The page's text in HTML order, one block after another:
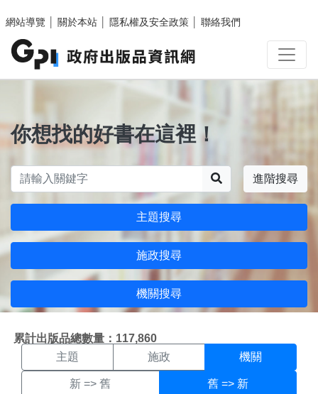
網站導覽
關於本站 隱私權及安全政策 聯絡我們
你想找的好書在這裡！
進階搜尋
主題搜尋
施政搜尋
機關搜尋
累計出版品總數量：117,860
機關搜尋結果頁面
主題 施政 機關
新 => 舊 舊 => 新